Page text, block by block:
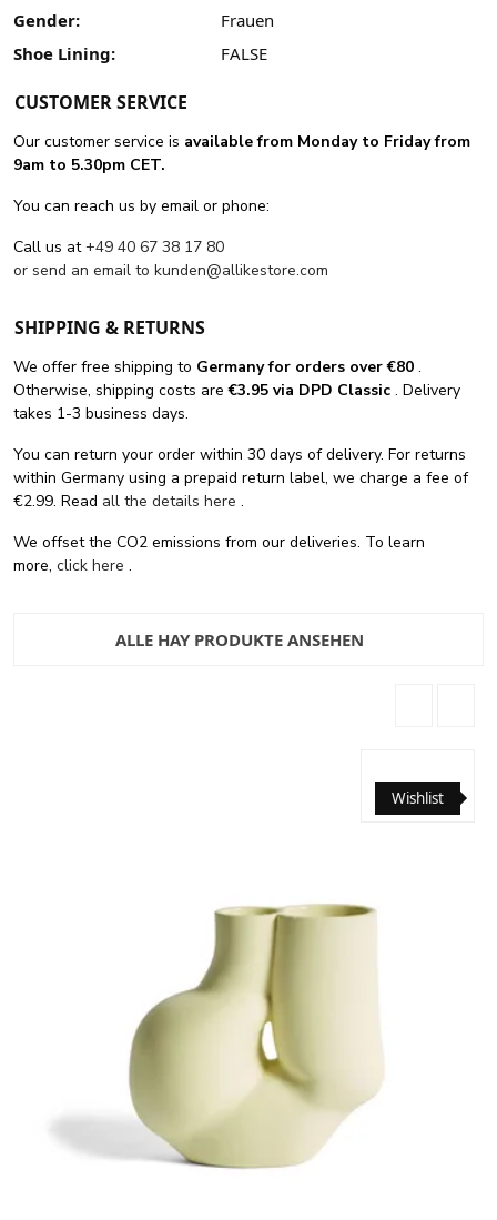
Gender:
Frauen
Shoe Lining:
FALSE
CUSTOMER SERVICE
Our customer service is available from Monday to Friday from
9am to 5.30pm CET.
You can reach us by email or phone:
Call us at+49 40 67 38 17 80
or send an email to kunden@allikestore.com
SHIPPING & RETURNS
We offer free shipping to Germany for orders over €80 .
Otherwise, shipping costs are€3.95 via DPD Classic . Delivery
takes 1-3 business days.
You can return your order within 30 days of delivery. For returns
within Germany using a prepaid return label, we charge a fee of
€2.99. Read all the details here .
We offset the CO2 emissions from our deliveries. To learn
more, click here .
ALLE HAY PRODUKTE ANSEHEN
Wishlist